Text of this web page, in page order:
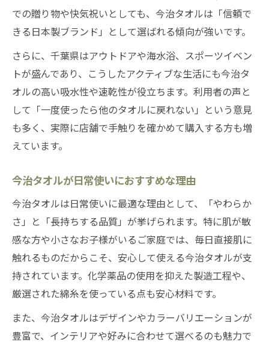
での贈り物や快気祝いとしても、今治タオルは「信頼で
きる日本製ブランド」として選ばれる傾向が強いです。
さらに、千葉県はアウトドアや海水浴、スポーツイベン
トが盛んであり、こうしたアクティブな生活にも今治タ
オルの高い吸水性や速乾性が役立ちます。利用者の声と
して「一度使ったら他のタオルに戻れない」という意見
も多く、実際に店舗で手触りを確かめて購入する方も増
えています。
今治タオルが日常使いにおすすめな理由
今治タオルは日常使いに最適な理由として、「やわらか
さ」と「長持ちする品質」が挙げられます。特に肌が敏
感な方や小さなお子様がいるご家庭では、毎日直接肌に
触れるものだからこそ、安心して使える今治タオルが支
持されています。化学薬品の使用を抑えた製造工程や、
厳選された綿糸を使っている点も安心材料です。
また、今治タオルはデザインやカラーバリエーションが
豊富で、インテリアや好みに合わせて選べるのも魅力で